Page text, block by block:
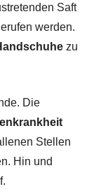
Saft
werden.
zu
Die
Stellen
Hin und